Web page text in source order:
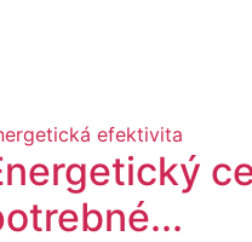
efektivita